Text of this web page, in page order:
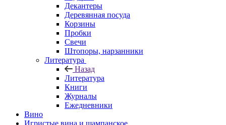
Декантеры
Деревянная посуда
Корзины
Пробки
Свечи
Штопоры, нарзанники
Литература
Назад
Литература
Книги
Журналы
Ежедневники
Вино
Игристые вина и шампанское